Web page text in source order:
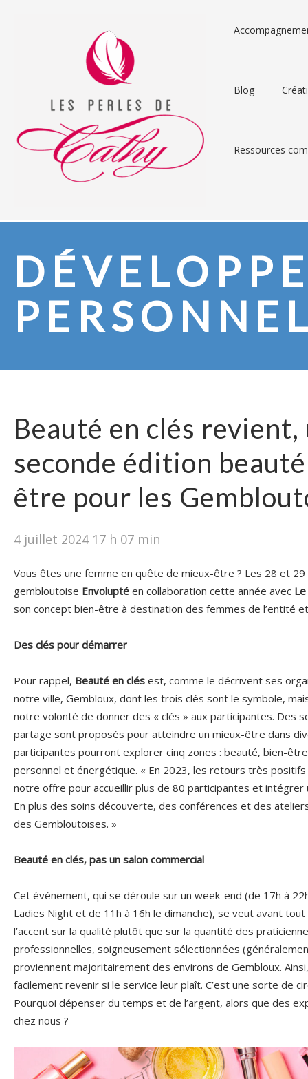
Blog
Ressources
Beauté en clés revient,
seconde édition
être pour les
4 juillet 2024 17 h 07 min
Vous êtes une femme en quête de mieux-être ? Les 28 et
gembloutoise Envolupté en collaboration cette année avec
son concept bien-être à destination des femmes de l’entité
Des clés pour démarrer
Pour rappel, Beauté en clés est, comme le décrivent ses
notre ville, Gembloux, dont les trois clés sont le symbole,
notre volonté de donner des « clés » aux participantes. Des
partage sont proposés pour atteindre un mieux-être dans
participantes pourront explorer cinq zones : beauté, bien-
personnel et énergétique. « En 2023, les retours très
notre offre pour accueillir plus de 80 participantes et intégrer
En plus des soins découverte, des conférences et des
des Gembloutoises. »
Beauté en clés, pas un salon commercial
Cet événement, qui se déroule sur un week-end (de 17h à
Ladies Night et de 11h à 16h le dimanche), se veut avant
l’accent sur la qualité plutôt que sur la quantité des
professionnelles, soigneusement sélectionnées
proviennent majoritairement des environs de Gembloux.
facilement revenir si le service leur plaît. C’est une sorte de
Pourquoi dépenser du temps et de l’argent, alors que des
chez nous ?